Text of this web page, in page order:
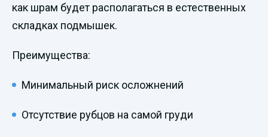
как шрам будет располагаться в естественных
складках подмышек.
Преимущества:
Минимальный риск осложнений
Отсутствие рубцов на самой груди